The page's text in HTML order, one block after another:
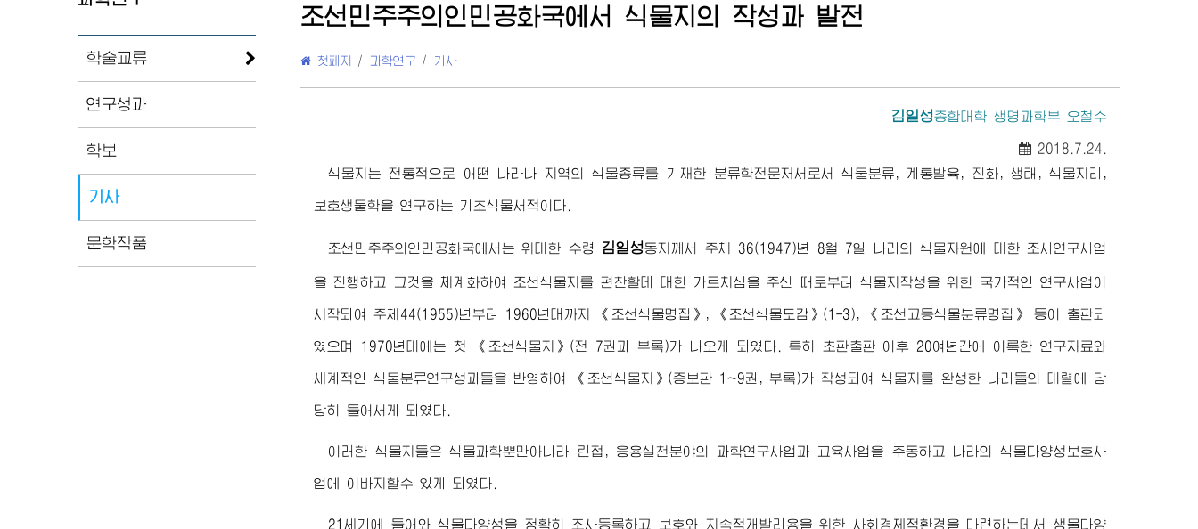
학술교류
연구성과
학보
기사
문학작품
조선민주주의인민공화국에서 식물지의 작성과 발전
첫페지 / 과학연구 / 기사
김일성종합대학 생명과학부 오철수
2018.7.24.
식물지는 전통적으로 어떤 나라나 지역의 식물종류를 기재한 분류학전문저서로서 식물분류, 계통발육, 진화, 생태, 식물지리,
보호생물학을 연구하는 기초식물서적이다.
조선민주주의인민공화국에서는위대한 수령 김일성동지 께서 주체 36(1947)년 8월 7일 나라의 식물자원에 대한 조사연구사업
을 진행하고 그것을 체계화하여 조선식물지를 편찬할데 대한 가르치심을 주신 때로부터 식물지작성을 위한 국가적인 연구사업이
시작되여 주체44(1955)년부터 1960년대까지 《조선식물명집》, 《조선식물도감》(1-3), 《조선고등식물분류명집》 등이 출판되
였으며 1970년대에는 첫 《조선식물지》(전 7권과 부록)가 나오게 되였다. 특히 초판출판 이후 20여년간에 이룩한 연구자료와
세계적인 식물분류연구성과들을 반영하여 《조선식물지》(증보판 1~9권, 부록)가 작성되여 식물지를 완성한 나라들의 대렬에 당
당히 들어서게 되였다.
이러한 식물지들은 식물과학뿐만아니라 린접, 응용실천분야의 과학연구사업과 교육사업을 추동하고 나라의 식물다양성보호사
업에 이바지할수 있게 되였다.
21세기에 들어와 식물다양성을 정확히 조사등록하고 보호와 지속적개발리용을 위한 사회경제적환경을 마련하는데서 생물다양